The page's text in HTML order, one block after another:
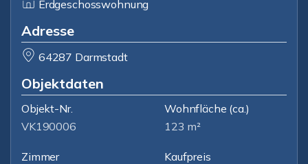
Erdgeschosswohnung
Adresse
64287 Darmstadt
Objektdaten
Objekt-Nr.
VK190006
Wohnfläche (ca.)
123 m²
Zimmer
Kaufpreis